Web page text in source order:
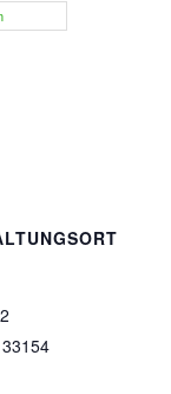
33154